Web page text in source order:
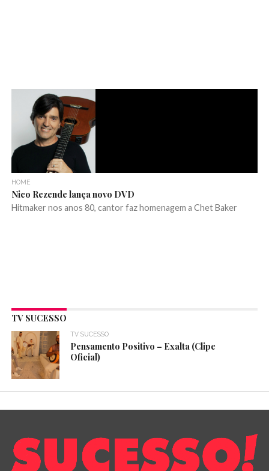
HOME
Nico Rezende lança novo DVD
Hitmaker nos anos 80, cantor faz homenagem a Chet Baker
TV SUCESSO
TV SUCESSO
Pensamento Positivo – Exalta (Clipe
Oficial)